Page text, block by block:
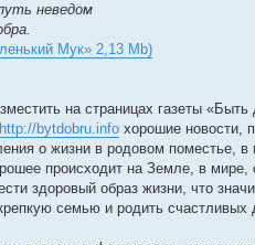
неведом
Мук» 2,13 Mb)
на страницах газеты
http://bytdobru.info хорошие новости,
о жизни в родовом поместье, в
происходит на Земле, в
здоровый образ жизни, что
семью и родить